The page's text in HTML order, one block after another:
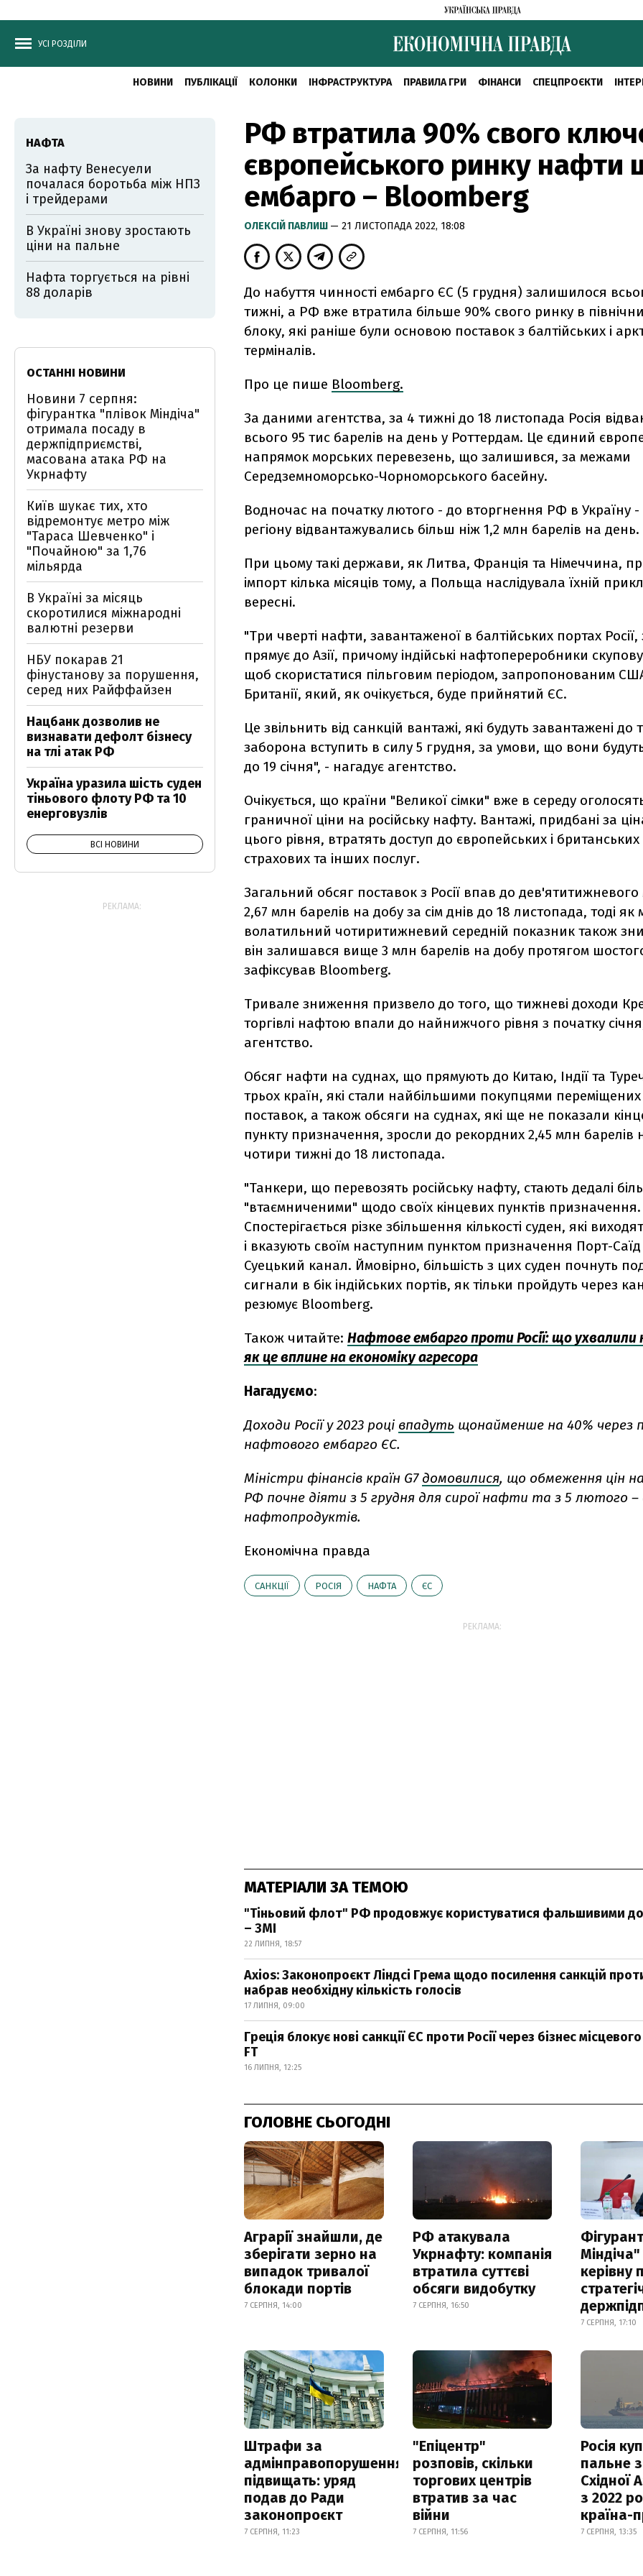
УСІ РОЗДІЛИ
НОВИНИ ПУБЛІКАЦІЇ КОЛОНКИ ІНФРАСТРУКТУРА ПРАВИЛА ГРИ ФІНАНСИ СПЕЦПРОЄКТИ
РФ втратила 90% свого
європейського ринку нафти
ембарго – Bloomberg
ОЛЕКСІЙ ПАВЛИШ — 21 ЛИСТОПАДА 2022, 18:08
До набуття чинності ембарго ЄС (5 грудня) залишилося
тижні, а РФ вже втратила більше 90% свого ринку в
блоку, які раніше були основою поставок з балтійських і
терміналів.
Про це пише Bloomberg.
За даними агентства, за 4 тижні до 18 листопада Росія
всього 95 тис барелів на день у Роттердам. Це єдиний
напрямок морських перевезень, що залишився, за межами
Середземноморсько-Чорноморського басейну.
Водночас на початку лютого - до вторгнення РФ в Україну -
регіону відвантажувались більш ніж 1,2 млн барелів на день.
При цьому такі держави, як Литва, Франція та Німеччина,
імпорт кілька місяців тому, а Польща наслідувала їхній
вересні.
"Три чверті нафти, завантаженої в балтійських портах Росії,
прямує до Азії, причому індійські нафтопереробники
щоб скористатися пільговим періодом, запропонованим
Британії, який, як очікується, буде прийнятий ЄС.
Це звільнить від санкцій вантажі, які будуть завантажені до
заборона вступить в силу 5 грудня, за умови, що вони
до 19 січня", - нагадує агентство.
Очікується, що країни "Великої сімки" вже в середу
граничної ціни на російську нафту. Вантажі, придбані за
цього рівня, втратять доступ до європейських і британських
страхових та інших послуг.
Загальний обсяг поставок з Росії впав до дев'ятитижневого
2,67 млн барелів на добу за сім днів до 18 листопада, тоді як
волатильний чотиритижневий середній показник також
він залишався вище 3 млн барелів на добу протягом
зафіксував Bloomberg.
Тривале зниження призвело до того, що тижневі доходи
торгівлі нафтою впали до найнижчого рівня з початку
агентство.
Обсяг нафти на суднах, що прямують до Китаю, Індії та
трьох країн, які стали найбільшими покупцями переміщених
поставок, а також обсяги на суднах, які ще не показали
пункту призначення, зросли до рекордних 2,45 млн барелів
чотири тижні до 18 листопада.
"Танкери, що перевозять російську нафту, стають дедалі
"втаємниченими" щодо своїх кінцевих пунктів призначення.
Спостерігається різке збільшення кількості суден, які
і вказують своїм наступним пунктом призначення Порт-
Суецький канал. Ймовірно, більшість з цих суден почнуть
сигнали в бік індійських портів, як тільки пройдуть через
резюмує Bloomberg.
Також читайте: Нафтове ембарго проти Росії: що ухвалили
як це вплине на економіку агресора
Нагадуємо:
Доходи Росії у 2023 році впадуть щонайменше на 40% через
нафтового ембарго ЄС.
Міністри фінансів країн G7 домовилися, що обмеження цін
РФ почне діяти з 5 грудня для сирої нафти та з 5 лютого –
нафтопродуктів.
Економічна правда
САНКЦІЇ РОСІЯ НАФТА ЄС
РЕКЛАМА:
МАТЕРІАЛИ ЗА ТЕМОЮ
"Тіньовий флот" РФ продовжує користуватися фальшивими
– ЗМІ
22 ЛИПНЯ, 18:57
Axios: Законопроєкт Ліндсі Грема щодо посилення санкцій
набрав необхідну кількість голосів
17 ЛИПНЯ, 09:00
Греція блокує нові санкції ЄС проти Росії через бізнес
FT
16 ЛИПНЯ, 12:25
ГОЛОВНЕ СЬОГОДНІ
Аграрії знайшли, де
зберігати зерно на
випадок тривалої
блокади портів
7 СЕРПНЯ, 14:00
РФ атакувала
Укрнафту: компанія
втратила суттєві
обсяги видобутку
7 СЕРПНЯ, 16:50
керівну
7 СЕРПНЯ, 17:10
Штрафи за
адмінправопорушення
підвищать: уряд
подав до Ради
законопроєкт
7 СЕРПНЯ, 11:23
"Епіцентр"
розповів, скільки
торгових центрів
втратив за час
війни
7 СЕРПНЯ, 11:56
Росія
пальне
Східної
з 2022
країна-
7 СЕРПНЯ, 13:35
НАФТА
За нафту Венесуели
почалася боротьба між НПЗ
і трейдерами
В Україні знову зростають
ціни на пальне
Нафта торгується на рівні
88 доларів
ОСТАННІ НОВИНИ
Новини 7 серпня:
фігурантка "плівок Міндіча"
отримала посаду в
держпідприємстві,
масована атака РФ на
Укрнафту
Київ шукає тих, хто
відремонтує метро між
"Тараса Шевченко" і
"Почайною" за 1,76
мільярда
В Україні за місяць
скоротилися міжнародні
валютні резерви
НБУ покарав 21
фінустанову за порушення,
серед них Райффайзен
Нацбанк дозволив не
визнавати дефолт бізнесу
на тлі атак РФ
Україна уразила шість суден
тіньового флоту РФ та 10
енерговузлів
ВСІ НОВИНИ
РЕКЛАМА: